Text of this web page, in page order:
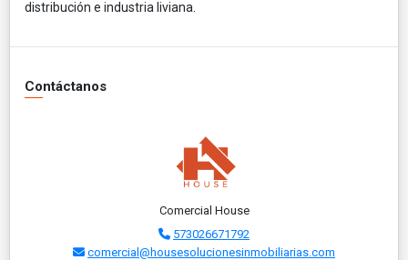
distribución e industria liviana.
Contáctanos
Comercial House
573026671792
comercial@housesolucionesinmobiliarias.com